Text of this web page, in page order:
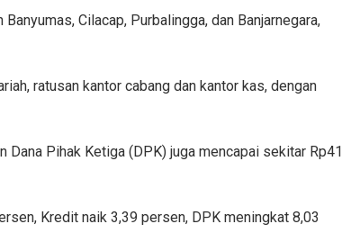
Cilacap, Purbalingga, dan Banjarnegara,
ratusan kantor cabang dan kantor kas, dengan
Pihak Ketiga (DPK) juga mencapai sekitar Rp41
Kredit naik 3,39 persen, DPK meningkat 8,03